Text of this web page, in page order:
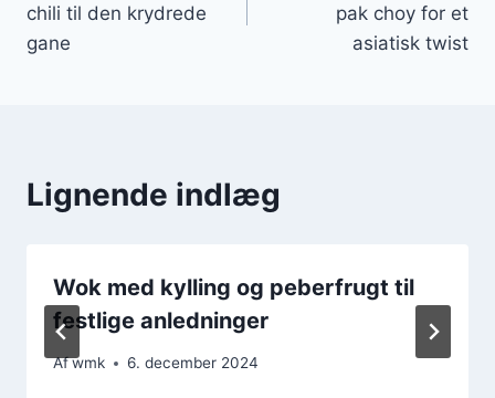
chili til den krydrede
gane
pak choy for et
asiatisk twist
Lignende indlæg
Wok med kylling og peberfrugt til
festlige anledninger
Afwmk 6. december 2024